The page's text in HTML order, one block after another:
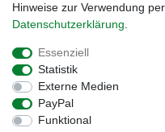
Impressum
Hinweise zur Verwendung
Daten­schutz­erklärung
Essenziell
Statistik
Externe Medien
PayPal
Funktional